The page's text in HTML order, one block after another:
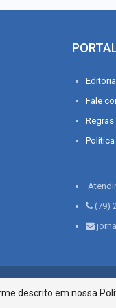
Fale
(79)
Bairro São José | Aracaju-
descrito em nossa